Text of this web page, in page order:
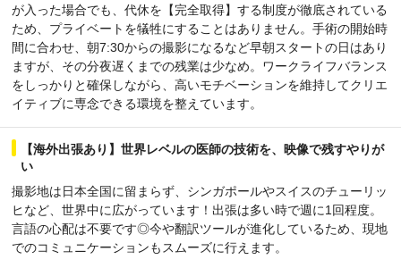
が入った場合でも、代休を【完全取得】する制度が徹底されている
ため、プライベートを犠牲にすることはありません。手術の開始時
間に合わせ、朝7:30からの撮影になるなど早朝スタートの日はあり
ますが、その分夜遅くまでの残業は少なめ。ワークライフバランス
をしっかりと確保しながら、高いモチベーションを維持してクリエ
イティブに専念できる環境を整えています。
【海外出張あり】世界レベルの医師の技術を、映像で残すやりが
い
撮影地は日本全国に留まらず、シンガポールやスイスのチューリッ
ヒなど、世界中に広がっています！出張は多い時で週に1回程度。
言語の心配は不要です◎今や翻訳ツールが進化しているため、現地
でのコミュニケーションもスムーズに行えます。